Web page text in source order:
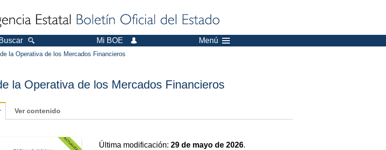
Buscar Mi BOE Menú
la Operativa de los Mercados Financieros
la Operativa de los Mercados Financieros
Ver contenido
Última modificación:29 de mayo de 2026.